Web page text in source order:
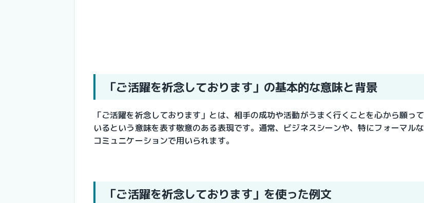
「ご活躍を祈念しております」の基本的な意味と背景
「ご活躍を祈念しております」とは、相手の成功や活動がうまく行くことを心から願って
いるという意味を表す敬意のある表現です。通常、ビジネスシーンや、特にフォーマルな
コミュニケーションで用いられます。
「ご活躍を祈念しております」を使った例文